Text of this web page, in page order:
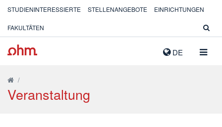
DE
STUDIENINTERESSIERTE STELLENANGEBOTE EINRICHTUNGEN
FAKULTÄTEN
/
Veranstaltung